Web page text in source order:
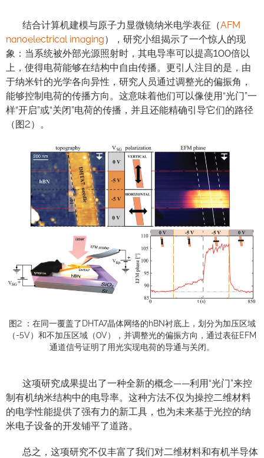
结合计算机建模与原子力显微镜纳米电学表征（AFM
nanoelectrical imaging），研究小组揭示了一个惊人的现
象：当系统被外部光源照射时，其电导率可以提高100倍以
上，使得电荷能够在结构中自由传播。更引人注目的是，由
于纳米针的光学各向异性，研究人员通过调整光的偏振角，
能够控制电荷的传播方向。这意味着他们可以像使用“光门”一
样“开启”或“关闭”电荷的传播，并且还能精确引导它们的路径
（图2）。
图2 ：在同一覆盖了DHTA7晶体网络的hBN衬底上，划分为加压区域
（-5V）和不加压区域（0V），并调整光的偏振方向，通过表征EFM
通道信号证明了用光实现电荷的导通与关闭。
这项研究成果提出了一种全新的概念——利用“光门”来控
制有机纳米结构中的电导率。这种方法不仅为操控二维材料
的电学性能提供了强有力的新工具，也为未来基于光控的纳
米电子设备的开发铺平了道路。
总之，这项研究不仅丰富了我们对二维材料和有机半导体